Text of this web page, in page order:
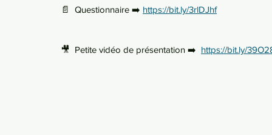
📄  Questionnaire ➡️ https://bit.ly/3rlDJhf
🎥  Petite vidéo de présentation ➡️ https://bit.ly/